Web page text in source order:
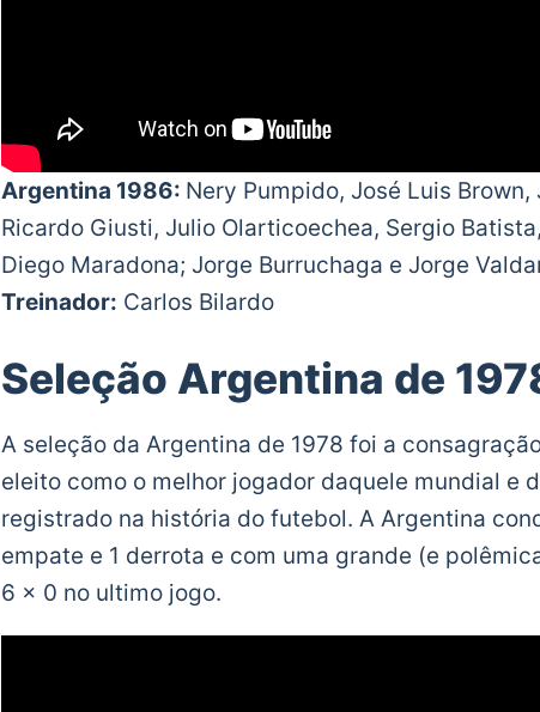
Argentina 1986: Nery Pumpido, José Luis
Ricardo Giusti, Julio Olarticoechea, Sergio
Diego Maradona; Jorge Burruchaga e Jorge
Treinador: Carlos Bilardo
Seleção Argentina de
A seleção da Argentina de 1978 foi a
eleito como o melhor jogador daquele mundial e
registrado na história do futebol. A Argentina
empate e 1 derrota e com uma grande (e
6 x 0 no ultimo jogo.